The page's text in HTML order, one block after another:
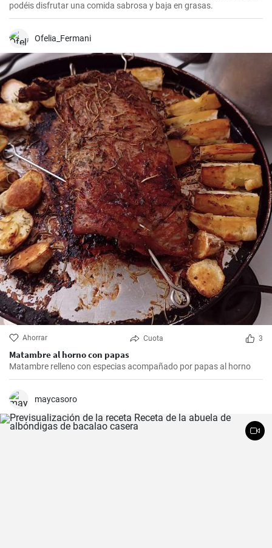
podéis disfrutar una comida sabrosa y baja en grasas.
Ofelia_Fermani
Ahorrar Cuota 3
Matambre al horno con papas
Matambre relleno con especias acompañado por papas al horno
maycasoro